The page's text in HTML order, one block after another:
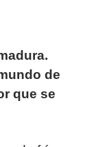
de
que se